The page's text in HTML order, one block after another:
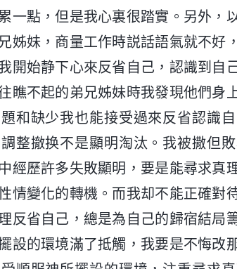
一點，但是我心裏很踏實。另外，
姊妹，商量工作時説話語氣就不好
開始静下心來反省自己，認識到自
瞧不起的弟兄姊妹時我發現他們身
和缺少我也能接受過來反省認識
整撤换不是顯明淘汰。我被撒但
經歷許多失敗顯明，要是能尋求真
情變化的轉機。而我却不能正確對
反省自己，總是為自己的歸宿結局
設的環境滿了抵觸，我要是不悔改